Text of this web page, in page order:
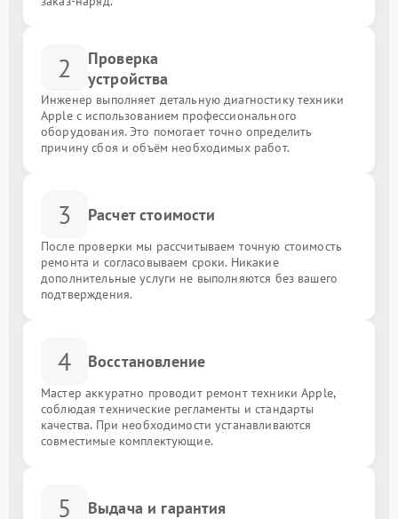
2
Проверка
устройства
Инженер выполняет детальную диагностику техники
Apple с использованием профессионального
оборудования. Это помогает точно определить
причину сбоя и объём необходимых работ.
3 Расчет стоимости
После проверки мы рассчитываем точную стоимость
ремонта и согласовываем сроки. Никакие
дополнительные услуги не выполняются без вашего
подтверждения.
4 Восстановление
Мастер аккуратно проводит ремонт техники Apple,
соблюдая технические регламенты и стандарты
качества. При необходимости устанавливаются
совместимые комплектующие.
5 Выдача и гарантия